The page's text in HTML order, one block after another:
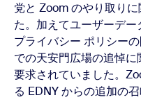
党と Zoom のやり取り
た。加えてユーザーデ
プライバシー ポリシー
での天安門広場の追悼に
要求されていました。
る EDNY からの追加の